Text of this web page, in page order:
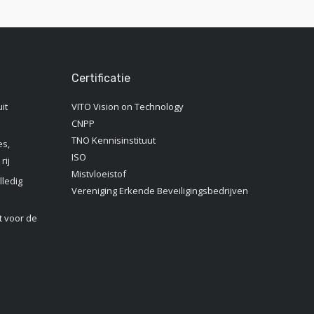
voor de
Certificatie
VITO Vision on Technology
CNPP
TNO Kennisinstituut‎
ISO
Mistvloeistof
Vereniging Erkende Beveiligingsbedrijven